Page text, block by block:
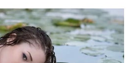
перець очищаємо від насіння,
тонкими смужками.
насінням, нарізаємо тонкими
на свій смак.